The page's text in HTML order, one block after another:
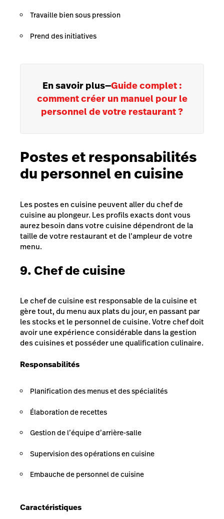
Travaille bien sous pression
Prend des initiatives
En savoir plus—Guide complet :
comment créer un manuel pour le
personnel de votre restaurant ?
Postes et responsabilités
du personnel en cuisine
Les postes en cuisine peuvent aller du chef de
cuisine au plongeur. Les profils exacts dont vous
aurez besoin dans votre cuisine dépendront de la
taille de votre restaurant et de l’ampleur de votre
menu.
9. Chef de cuisine
Le chef de cuisine est responsable de la cuisine et
gère tout, du menu aux plats du jour, en passant par
les stocks et le personnel de cuisine. Votre chef doit
avoir une expérience considérable dans la gestion
des cuisines et posséder une qualification culinaire.
Responsabilités
Planification des menus et des spécialités
Élaboration de recettes
Gestion de l’équipe d’arrière-salle
Supervision des opérations en cuisine
Embauche de personnel de cuisine
Caractéristiques